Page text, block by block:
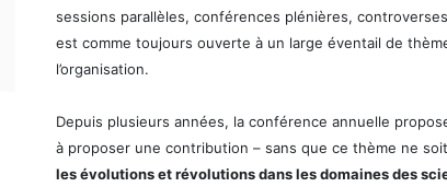
sessions parallèles, conférences plénières,
est comme toujours ouverte à un large éventail de
l’organisation.
Depuis plusieurs années, la conférence annuelle
à proposer une contribution – sans que ce thème ne
les évolutions et révolutions dans les domaines des